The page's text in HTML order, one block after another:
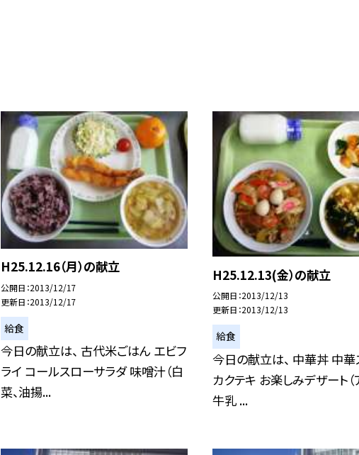
H25.12.16（月）の献立
公開日 2013/12/17
更新日 2013/12/17
給食
今日の献立は、 古代米ごはん エビフ
ライ コールスローサラダ 味噌汁（白
菜、油揚...
H25.12.13(金）の献立
公開日 2013/12/13
更新日 2013/12/13
給食
今日の献立は、 中華丼 中華
カクテキ お楽しみデザート（
牛乳 ...